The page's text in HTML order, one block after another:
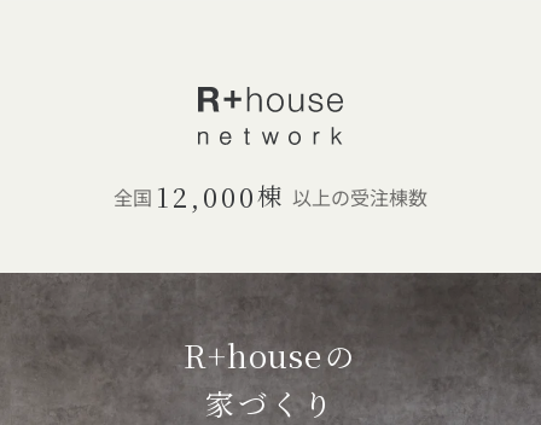
全国 12,000棟 以上の受注棟数
R+houseの
家づくり